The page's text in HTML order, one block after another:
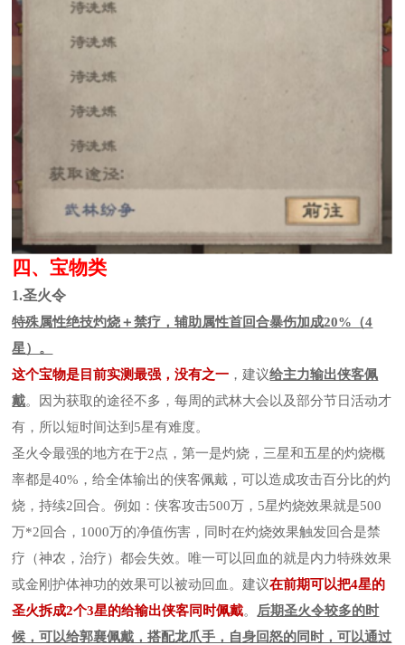
四、宝物类
1.圣火令
特殊属性绝技灼烧＋禁疗，辅助属性首回合暴伤加成20%（4
星）。
这个宝物是目前实测最强，没有之一 ，建议给主力输出侠客佩
戴。因为获取的途径不多，每周的武林大会以及部分节日活动才
有，所以短时间达到5星有难度。
圣火令最强的地方在于2点，第一是灼烧，三星和五星的灼烧概
率都是40%，给全体输出的侠客佩戴，可以造成攻击百分比的灼
烧，持续2回合。例如：侠客攻击500万，5星灼烧效果就是500
万*2回合，1000万的净值伤害，同时在灼烧效果触发回合是禁
疗（神农，治疗）都会失效。唯一可以回血的就是内力特殊效果
或金刚护体神功的效果可以被动回血。建议在前期可以把4星的
圣火拆成2个3星的给输出侠客同时佩戴。 后期圣火令较多的时
候，可以给郭襄佩戴，搭配龙爪手，自身回怒的同时，可以通过